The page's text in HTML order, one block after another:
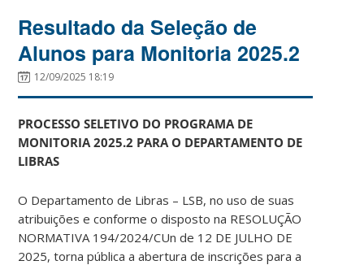
Resultado da Seleção de
Alunos para Monitoria 2025.2
12/09/2025 18:19
PROCESSO SELETIVO DO PROGRAMA DE
MONITORIA 2025.2 PARA O DEPARTAMENTO DE
LIBRAS
O Departamento de Libras – LSB, no uso de suas
atribuições e conforme o disposto na RESOLUÇÃO
NORMATIVA 194/2024/CUn de 12 DE JULHO DE
2025, torna pública a abertura de inscrições para a